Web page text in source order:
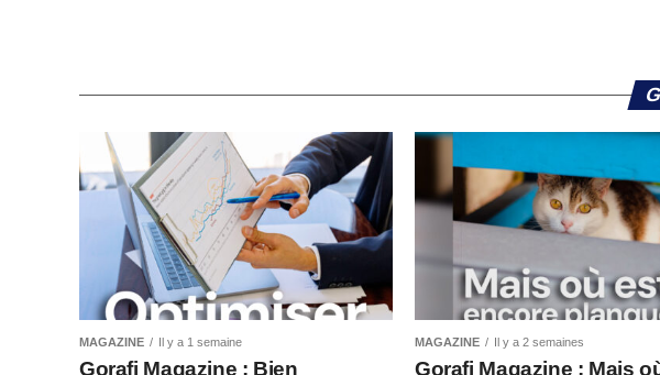
MAGAZINE Il y a 1 semaine
Gorafi Magazine : Bien
MAGAZINE Il y a 2 semaines
Gorafi Magazine : Mais